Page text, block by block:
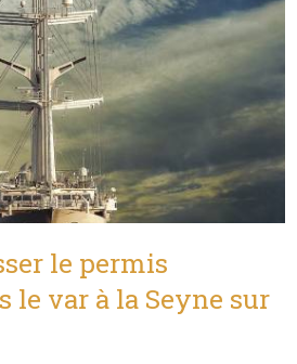
le permis
le var à la Seyne sur